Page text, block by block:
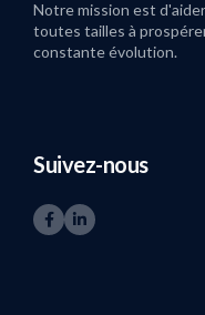
Notre mission est
toutes tailles à
constante évolution.
Suivez-nous